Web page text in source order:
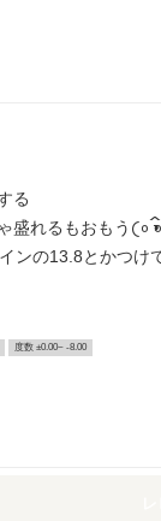
る
盛れるもおもう𛰙᭜𖫴𖫰𖫱𖫳𖫲𖫲𖫳𖫴𖫰𖫱꛰
ンの13.8とかつけ
度数 ±0.00~ -8.00